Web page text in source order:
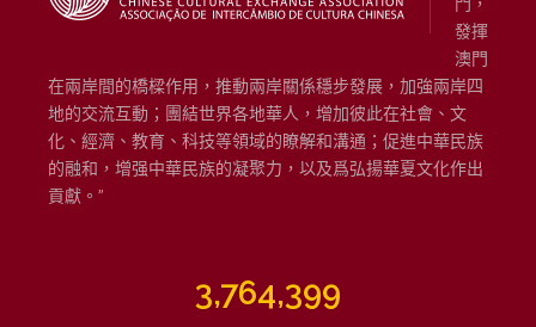
發揮
澳門
在兩岸間的橋樑作用，推動兩岸關係穩步發展，加強兩岸四
地的交流互動；團結世界各地華人，增加彼此在社會、文
化、經濟、教育、科技等領域的瞭解和溝通；促進中華民族
的融和，增强中華民族的凝聚力，以及爲弘揚華夏文化作出
貢獻。”
3,764,399